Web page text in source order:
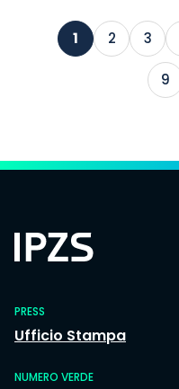
1 2 3
9
PRESS
Ufficio Stampa
NUMERO VERDE